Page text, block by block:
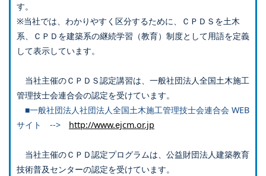
す。
※当社では、わかりやすく区分するために、ＣＰＤＳを土木
系、ＣＰＤを建築系の継続学習（教育）制度として用語を定義
して表示しています。
当社主催のＣＰＤＳ認定講習は、一般社団法人全国土木施工
管理技士会連合会の認定を受けています。
■一般社団法人社団法人全国土木施工管理技士会連合会 WEB
サイト --> http://www.ejcm.or.jp
当社主催のＣＰＤ認定プログラムは、公益財団法人建築教育
技術普及センターの認定を受けています。